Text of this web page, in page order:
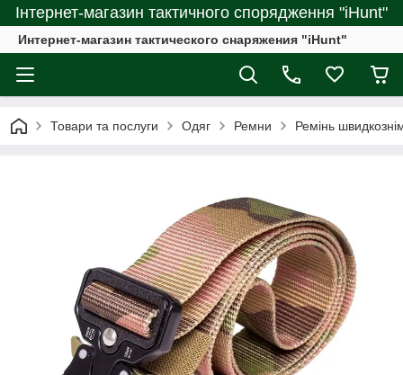
Інтернет-магазин тактичного спорядження "iHunt"
Интернет-магазин тактического снаряжения "iHunt"
Товари та послуги Одяг Ремни Ремінь